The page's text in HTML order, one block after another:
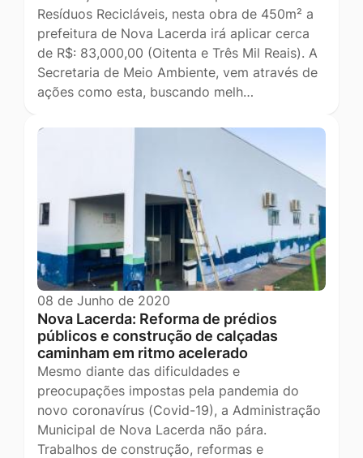
Resíduos Recicláveis, nesta obra de 450m² a
prefeitura de Nova Lacerda irá aplicar cerca
de R$: 83,000,00 (Oitenta e Três Mil Reais). A
Secretaria de Meio Ambiente, vem através de
ações como esta, buscando melh…
08 de Junho de 2020
Nova Lacerda: Reforma de prédios
públicos e construção de calçadas
caminham em ritmo acelerado
Mesmo diante das dificuldades e
preocupações impostas pela pandemia do
novo coronavírus (Covid-19), a Administração
Municipal de Nova Lacerda não pára.
Trabalhos de construção, reformas e